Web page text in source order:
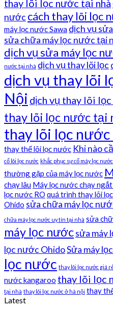
thay lõi lọc nước tại nhà
nước cách thay lõi lọc
máy lọc nước Sawa dịch vụ
sửa chữa máy lọc nước tại
dịch vụ sửa máy lọc
nước tại nhà dịch vụ thay lõi lọc
dịch vụ thay lõi
Nội dịch vụ thay lõi
thay lõi lọc nước tại
thay lõi lọc
thay thế lõi lọc nước Khi nào
cố lõi lọc nước khắc phục sự cố máy lọc nước
thường gặp của máy lọc nước
chạy lâu Máy lọc nước chạy
lọc nước RO quá trình thay lõi lọc
Ohido sửa chữa máy lọc
chữa máy lọc nước uy tín tại nhà sửa
máy lọc nướcsửa máy
lọc nước OhidoSửa máy
lọc nước thay lõi lọc nước giá
nước kangaroo thay lõi lọc
tại nhà thay lõi lọc nước ở hà nội thay
Latest